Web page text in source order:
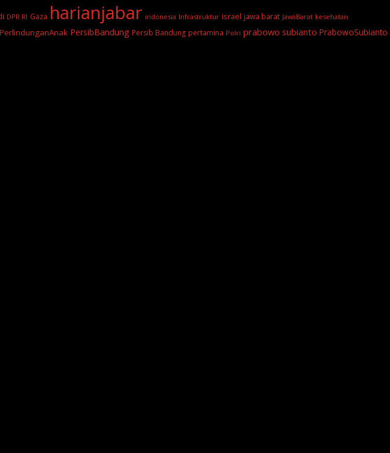
DPR RI Gaza harianjabar indonesia Infrastruktur israel jawa barat JawaBarat kesehatan
PerlindunganAnak PersibBandung Persib Bandung pertamina Polri prabowo subianto PrabowoSubianto